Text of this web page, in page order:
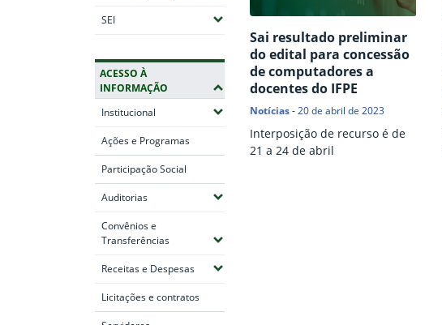
SEI(Expandir submenus)
ACESSO À
INFORMAÇÃO
Institucional (Expandir submenus)
Ações e Programas
Participação Social
Auditorias(Expandir submenus)
Convênios e
Transferências(Expandir submenus)
Receitas e Despesas(Expandir submenus)
Licitações e contratos
Sai resultado preliminar
do edital para concessão
de computadores a
docentes do IFPE
Notícias-20 de abril de 2023
Interposição de recurso é de
21 a 24 de abril